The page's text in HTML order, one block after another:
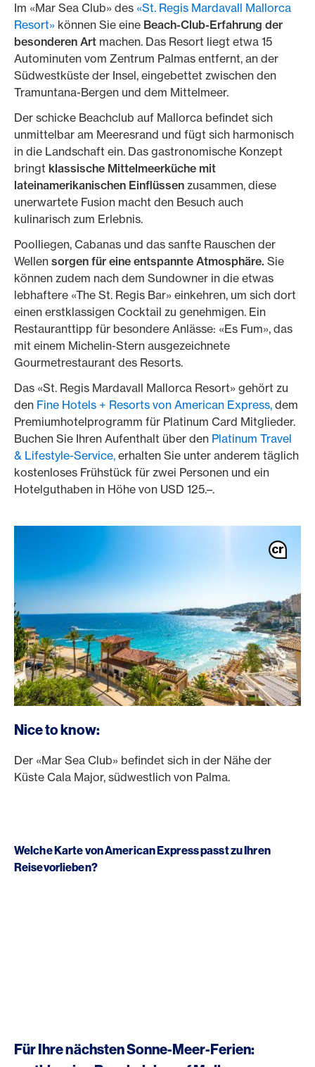
Im «Mar Sea Club» des «St. Regis Mardavall Mallorca
Resort» können Sie eine Beach-Club-Erfahrung der
besonderen Art machen. Das Resort liegt etwa 15
Autominuten vom Zentrum Palmas entfernt, an der
Südwestküste der Insel, eingebettet zwischen den
Tramuntana-Bergen und dem Mittelmeer.
Der schicke Beachclub auf Mallorca befindet sich
unmittelbar am Meeresrand und fügt sich harmonisch
in die Landschaft ein. Das gastronomische Konzept
bringt klassische Mittelmeerküche mit
lateinamerikanischen Einflüssen zusammen, diese
unerwartete Fusion macht den Besuch auch
kulinarisch zum Erlebnis.
Poolliegen, Cabanas und das sanfte Rauschen der
Wellen sorgen für eine entspannte Atmosphäre. Sie
können zudem nach dem Sundowner in die etwas
lebhaftere «The St. Regis Bar» einkehren, um sich dort
einen erstklassigen Cocktail zu genehmigen. Ein
Restauranttipp für besondere Anlässe: «Es Fum», das
mit einem Michelin-Stern ausgezeichnete
Gourmetrestaurant des Resorts.
Das «St. Regis Mardavall Mallorca Resort» gehört zu
den Fine Hotels + Resorts von American Express, dem
Premiumhotelprogramm für Platinum Card Mitglieder.
Buchen Sie Ihren Aufenthalt über den Platinum Travel
& Lifestyle-Service, erhalten Sie unter anderem täglich
kostenloses Frühstück für zwei Personen und ein
Hotelguthaben in Höhe von USD 125.–.
Nice to know:
Der «Mar Sea Club» befindet sich in der Nähe der
Küste Cala Major, südwestlich von Palma.
Welche Karte von American Express passt zu Ihren
Reisevorlieben?
Für Ihre nächsten Sonne-Meer-Ferien: